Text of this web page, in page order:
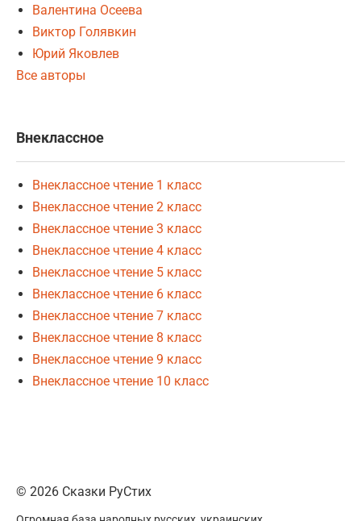
Валентина Осеева
Виктор Голявкин
Юрий Яковлев
Все авторы
Внеклассное
Внеклассное чтение 1 класс
Внеклассное чтение 2 класс
Внеклассное чтение 3 класс
Внеклассное чтение 4 класс
Внеклассное чтение 5 класс
Внеклассное чтение 6 класс
Внеклассное чтение 7 класс
Внеклассное чтение 8 класс
Внеклассное чтение 9 класс
Внеклассное чтение 10 класс
© 2026 Сказки РуСтих